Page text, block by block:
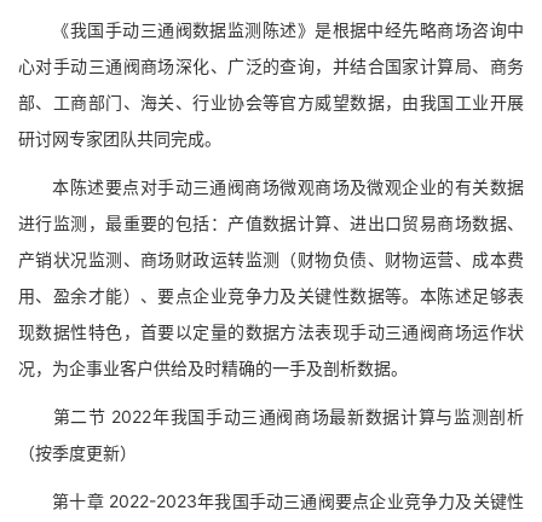
《我国手动三通阀数据监测陈述》是根据中经先略商场咨询中
心对手动三通阀商场深化、广泛的查询，并结合国家计算局、商务
部、工商部门、海关、行业协会等官方威望数据，由我国工业开展
研讨网专家团队共同完成。
本陈述要点对手动三通阀商场微观商场及微观企业的有关数据
进行监测，最重要的包括：产值数据计算、进出口贸易商场数据、
产销状况监测、商场财政运转监测（财物负债、财物运营、成本费
用、盈余才能）、要点企业竞争力及关键性数据等。本陈述足够表
现数据性特色，首要以定量的数据方法表现手动三通阀商场运作状
况，为企事业客户供给及时精确的一手及剖析数据。
第二节 2022年我国手动三通阀商场最新数据计算与监测剖析
（按季度更新）
第十章 2022-2023年我国手动三通阀要点企业竞争力及关键性